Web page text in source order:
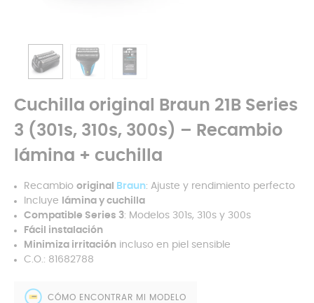
Cuchilla original Braun 21B Series
3 (301s, 310s, 300s) – Recambio
lámina + cuchilla
Recambio original Braun: Ajuste y rendimiento perfecto
Incluye
lámina y cuchilla
Compatible Series 3: Modelos 301s, 310s y 300s
Fácil instalación
Minimiza irritación incluso en piel sensible
C.O.: 81682788
CÓMO ENCONTRAR MI MODELO